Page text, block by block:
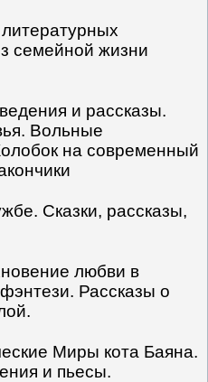
семейной жизни
и рассказы.
Вольные
на современный
Сказки, рассказы,
любви в
Рассказы о
Миры кота Баяна.
и пьесы.